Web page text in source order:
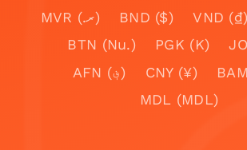
MVR (.ރ)
BND ($) VND (₫)
BTN (Nu.)
PGK (K)
AFN (؋)
CNY (¥)
MDL (MDL)